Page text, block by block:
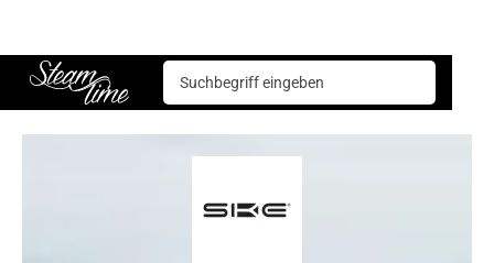
Steam time
E-Zigarette Mehrweg Systeme
SKE Crystal 800
SKE Crystal Pro 800 – Strawberry Burst – Prefilled Pod 2er Pack